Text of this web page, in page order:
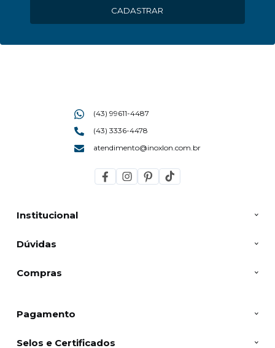
CADASTRAR
Institucional
Dúvidas
Compras
(43) 99611-4487
(43) 3336-4478
atendimento@inoxlon.com.br
Pagamento
Selos e Certificados